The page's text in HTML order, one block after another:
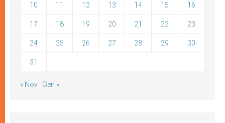
10 11 12 13 14 15 16
17 18 19 20 21 22 23
24 25 26 27 28 29 30
31
« Nov Gen »